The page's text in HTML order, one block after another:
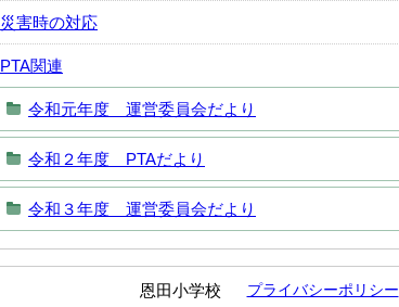
災害時の対応
PTA関連
令和元年度 運営委員会だより
令和２年度 PTAだより
令和３年度 運営委員会だより
恩田小学校 プライバシーポリシー